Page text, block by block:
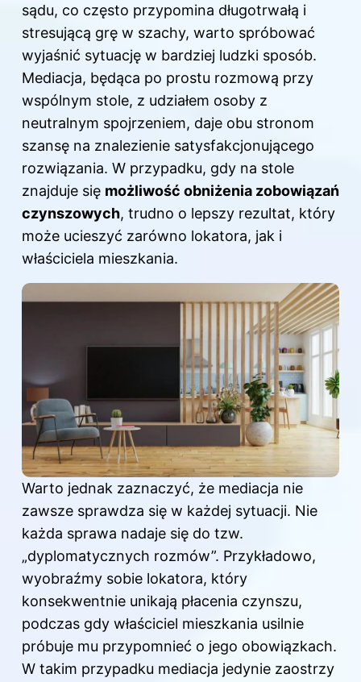
sądu, co często przypomina długotrwałą i
stresującą grę w szachy, warto spróbować
wyjaśnić sytuację w bardziej ludzki sposób.
Mediacja, będąca po prostu rozmową przy
wspólnym stole, z udziałem osoby z
neutralnym spojrzeniem, daje obu stronom
szansę na znalezienie satysfakcjonującego
rozwiązania. W przypadku, gdy na stole
znajduje się możliwość obniżenia zobowiązań
czynszowych, trudno o lepszy rezultat, który
może ucieszyć zarówno lokatora, jak i
właściciela mieszkania.
Warto jednak zaznaczyć, że mediacja nie
zawsze sprawdza się w każdej sytuacji. Nie
każda sprawa nadaje się do tzw.
„dyplomatycznych rozmów”. Przykładowo,
wyobraźmy sobie lokatora, który
konsekwentnie unikają płacenia czynszu,
podczas gdy właściciel mieszkania usilnie
próbuje mu przypomnieć o jego obowiązkach.
W takim przypadku mediacja jedynie zaostrzy